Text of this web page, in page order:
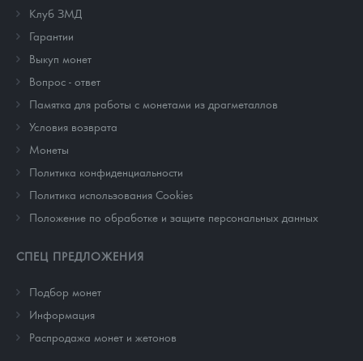
Клуб ЗМД
Гарантии
Выкуп монет
Вопрос - ответ
Памятка для работы с монетами из драгметаллов
Условия возврата
Монеты
Политика конфиденциальности
Политика использования Cookies
Положение по обработке и защите персональных данных
СПЕЦ ПРЕДЛОЖЕНИЯ
Подбор монет
Информация
Распродажа монет и жетонов